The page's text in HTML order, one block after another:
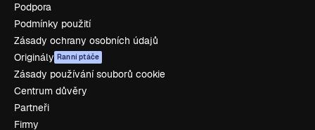
Podpora
Podmínky použití
Zásady ochrany osobních údajů
Originály Ranní ptáče
Zásady používání souborů cookie
Centrum důvěry
Partneři
Firmy